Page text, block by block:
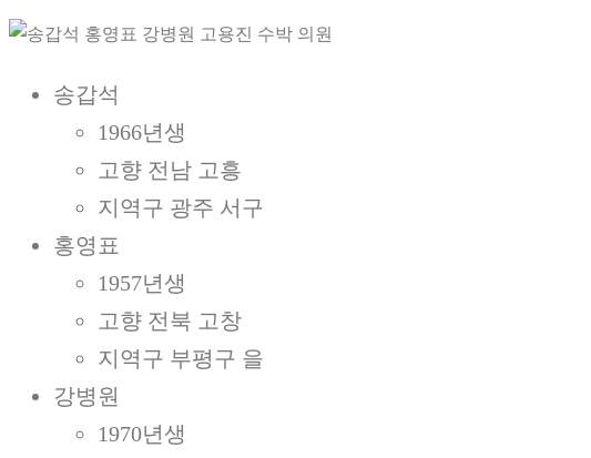
송갑석
1966년생
고향 전남 고흥
지역구 광주 서구
홍영표
1957년생
고향 전북 고창
지역구 부평구 을
강병원
1970년생